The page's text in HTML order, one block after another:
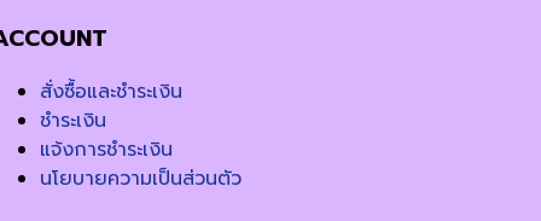
สั่งซื้อและชำระเงิน
ชำระเงิน
แจ้งการชำระเงิน
นโยบายความเป็นส่วนตัว